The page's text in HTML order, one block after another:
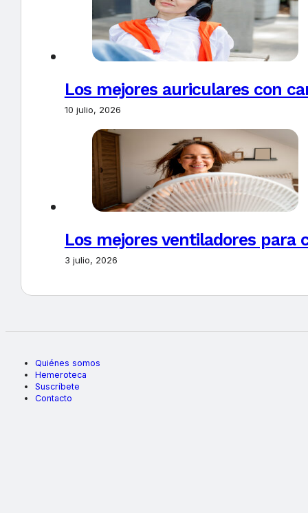
Los mejores auriculares con
10 julio, 2026
Los mejores ventiladores para
3 julio, 2026
Quiénes somos
Hemeroteca
Suscríbete
Contacto